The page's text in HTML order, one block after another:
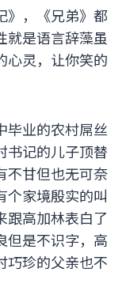
》，《兄弟》都
就是语言辞藻虽
心灵，让你笑的
毕业的农村屌丝
书记的儿子顶替
不甘但也无可奈
个家境殷实的叫
跟高加林表白了
但是不识字，高
巧珍的父亲也不